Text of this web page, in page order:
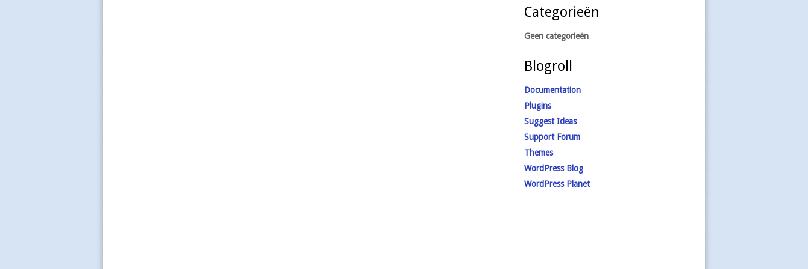
Categorieën
Geen categorieën
Blogroll
Documentation
Plugins
Suggest Ideas
Support Forum
Themes
WordPress Blog
WordPress Planet